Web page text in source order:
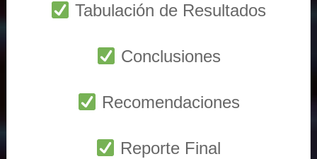
Tabulación de Resultados
Conclusiones
Recomendaciones
Reporte Final